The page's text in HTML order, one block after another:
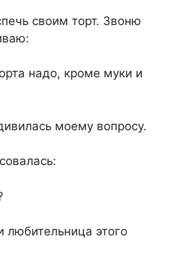
своим торт. Звоню
надо, кроме муки и
моему вопросу.
любительница этого